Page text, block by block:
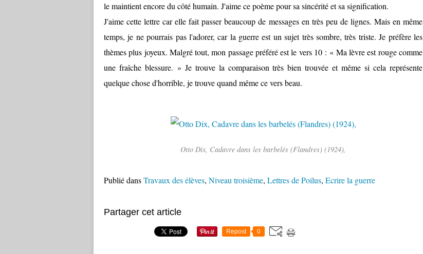
le maintient encore du côté humain. J'aime ce poème pour sa sincérité et sa signification.
J'aime cette lettre car elle fait passer beaucoup de messages en très peu de lignes. Mais en même
temps, je ne pourrais pas l'adorer, car la guerre est un sujet très sombre, très triste. Je préfère les
thèmes plus joyeux. Malgré tout, mon passage préféré est le vers 10 : « Ma lèvre est rouge comme
une fraîche blessure. » Je trouve la comparaison très bien trouvée et même si cela représente
quelque chose d'horrible, je trouve quand même ce vers beau.
Otto Dix, Cadavre dans les barbelés (Flandres) (1924),
Publié dansTravaux des élèves, Niveau troisième, Lettres de Poilus, Ecrire la guerre
Partager cet article
Repost 0